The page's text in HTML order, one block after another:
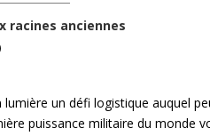
racines anciennes
un défi logistique auquel
puissance militaire du monde